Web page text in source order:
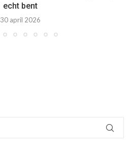
echt bent
30 april 2026